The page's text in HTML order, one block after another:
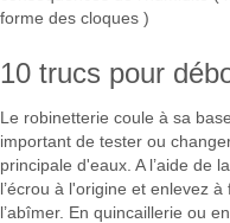
forme des cloques )
10 trucs pour
Le robinetterie coule à sa
important de tester ou
principale d'eaux. A l’aide de
l’écrou à l'origine et enlevez
l’abîmer. En quincaillerie ou